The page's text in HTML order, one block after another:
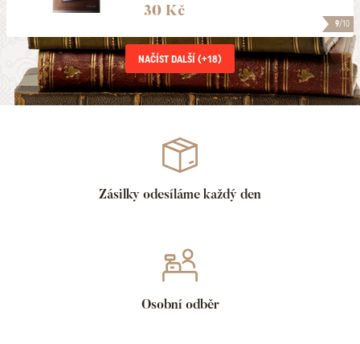
9/10
30 Kč
NAČÍST DALŠÍ (+18)
Zásilky odesíláme každý den
Osobní odběr